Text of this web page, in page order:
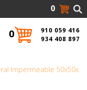
Impermeable 50x50x
910 059 416
934 408 897
0
0